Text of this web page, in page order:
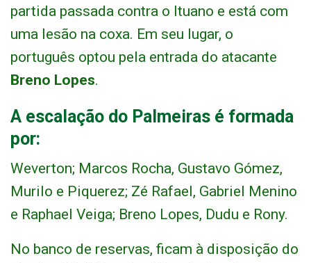
partida passada contra o Ituano e está com
uma lesão na coxa. Em seu lugar, o
português optou pela entrada do atacante
Breno Lopes.
A escalação do Palmeiras é formada
por:
Weverton; Marcos Rocha, Gustavo Gómez,
Murilo e Piquerez; Zé Rafael, Gabriel Menino
e Raphael Veiga; Breno Lopes, Dudu e Rony.
No banco de reservas, ficam à disposição do